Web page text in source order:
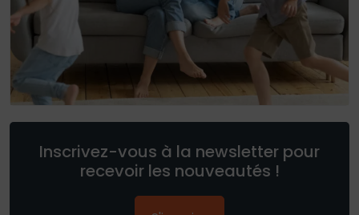
Inscrivez-vous à la newsletter pour
recevoir les nouveautés !